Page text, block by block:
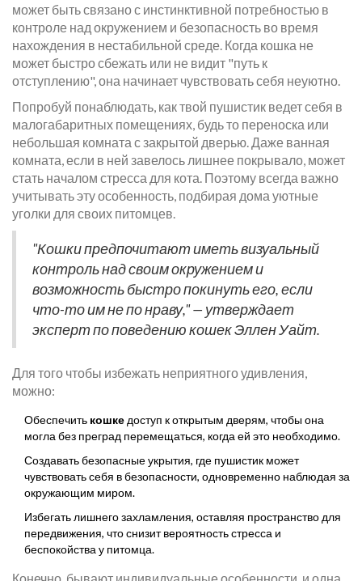
может быть связано с инстинктивной потребностью в
контроле над окружением и безопасность во время
нахождения в нестабильной среде. Когда кошка не
может быстро сбежать или не видит "путь к
отступлению", она начинает чувствовать себя неуютно.
Попробуй понаблюдать, как твой пушистик ведет себя в
малогабаритных помещениях, будь то переноска или
небольшая комната с закрытой дверью. Даже ванная
комната, если в ней завелось лишнее покрывало, может
стать началом стресса для кота. Поэтому всегда важно
учитывать эту особенность, подбирая дома уютные
уголки для своих питомцев.
"Кошки предпочитают иметь визуальный
контроль над своим окружением и
возможность быстро покинуть его, если
что-то им не по нраву," — утверждает
эксперт по поведению кошек Эллен Уайт.
Для того чтобы избежать неприятного удивления,
можно:
Обеспечить кошке доступ к открытым дверям, чтобы она
могла без преград перемещаться, когда ей это необходимо.
Создавать безопасные укрытия, где пушистик может
чувствовать себя в безопасности, одновременно наблюдая за
окружающим миром.
Избегать лишнего захламления, оставляя пространство для
передвижения, что снизит вероятность стресса и
беспокойства у питомца.